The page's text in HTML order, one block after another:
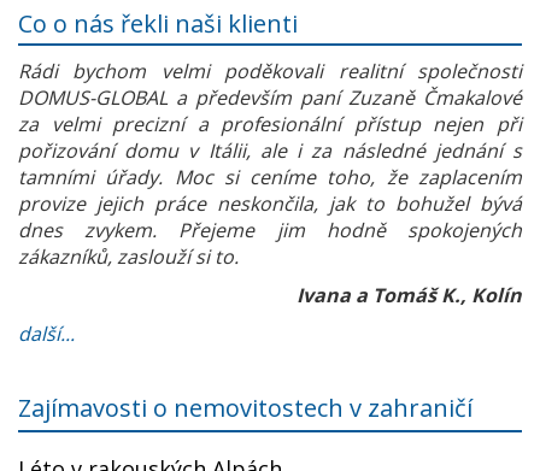
Co o nás řekli naši klienti
Rádi bychom velmi poděkovali realitní společnosti
DOMUS-GLOBAL a především paní Zuzaně Čmakalové
za velmi precizní a profesionální přístup nejen při
pořizování domu v Itálii, ale i za následné jednání s
tamními úřady. Moc si ceníme toho, že zaplacením
provize jejich práce neskončila, jak to bohužel bývá
dnes zvykem. Přejeme jim hodně spokojených
zákazníků, zaslouží si to.
Ivana a Tomáš K., Kolín
další...
Zajímavosti o nemovitostech v zahraničí